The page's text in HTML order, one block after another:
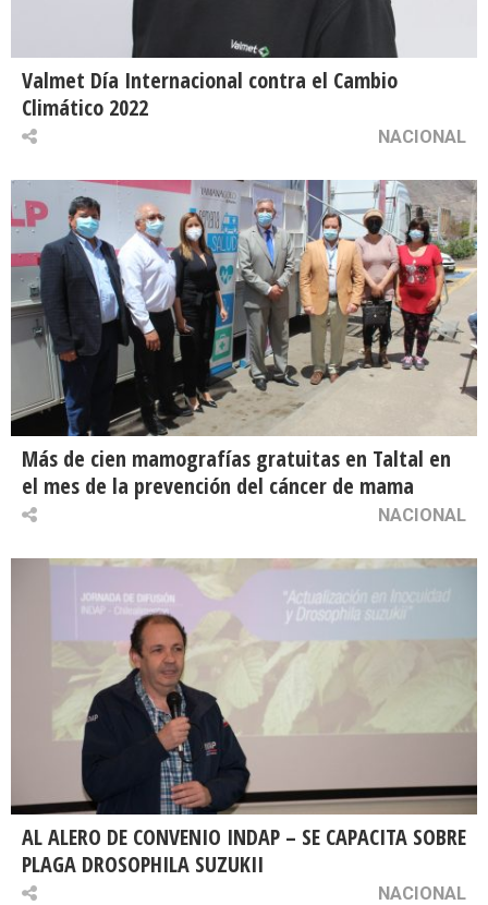
Valmet Día Internacional contra el Cambio
Climático 2022
NACIONAL
Más de cien mamografías gratuitas en Taltal en
el mes de la prevención del cáncer de mama
NACIONAL
AL ALERO DE CONVENIO INDAP – SE CAPACITA SOBRE
PLAGA DROSOPHILA SUZUKII
NACIONAL